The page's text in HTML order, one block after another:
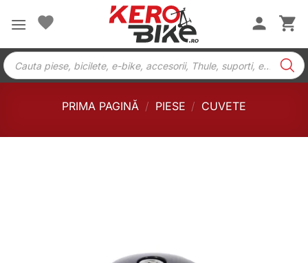
Products
search
PRIMA PAGINĂ / PIESE / CUVETE